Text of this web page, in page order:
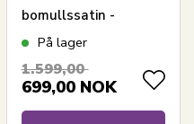
bomullssatin -
Klassiske lyserosa
På lager
1.599,00
699,00 NOK